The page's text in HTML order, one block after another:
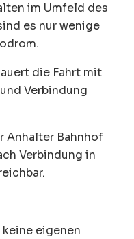
im Umfeld des
es nur wenige
die Fahrt mit
Verbindung
Anhalter Bahnhof
Verbindung in
eigenen